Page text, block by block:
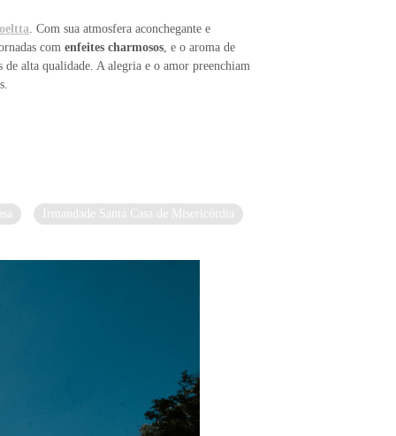
. Com sua atmosfera aconchegante e
com enfeites charmosos, e o aroma de
de alta qualidade. A alegria e o amor preenchiam
Irmandade Santa Casa de Misericórdia